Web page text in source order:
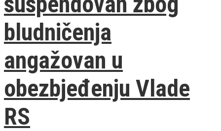
bludničenja
angažovan u
obezbjeđenju Vlade
RS